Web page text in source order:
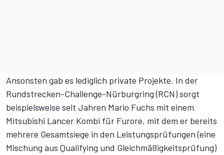
Ansonsten gab es lediglich private Projekte. In der
Rundstrecken-Challenge-Nürburgring (RCN) sorgt
beispielsweise seit Jahren Mario Fuchs mit einem
Mitsubishi Lancer Kombi für Furore, mit dem er bereits
mehrere Gesamtsiege in den Leistungsprüfungen (eine
Mischung aus Qualifying und Gleichmäßigkeitsprüfung)